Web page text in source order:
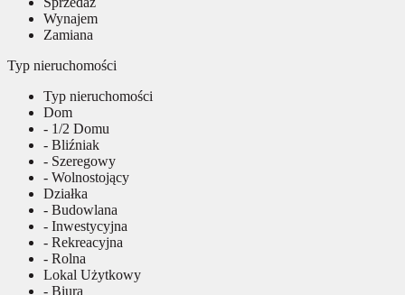
Wynajem
Zamiana
Typ nieruchomości
Typ nieruchomości
Dom
- 1/2 Domu
- Bliźniak
- Szeregowy
- Wolnostojący
Działka
- Budowlana
- Inwestycyjna
- Rekreacyjna
- Rolna
Lokal Użytkowy
- Biura